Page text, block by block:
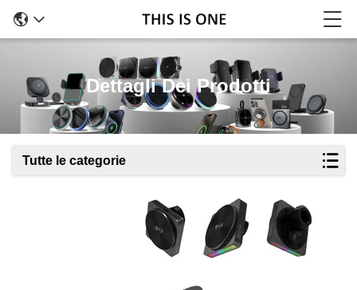
Dettagli Dei Prodotti
Tutte le categorie